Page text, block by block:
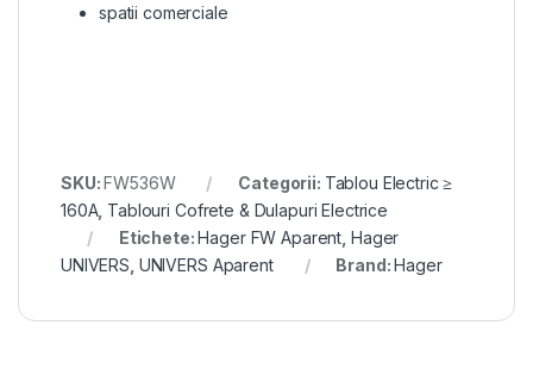
spatii comerciale
SKU:FW536W Categorii: Tablou Electric ≥
160A, Tablouri Cofrete & Dulapuri Electrice
Etichete:Hager FW Aparent Hager
UNIVERS UNIVERS Aparent Brand:Hager